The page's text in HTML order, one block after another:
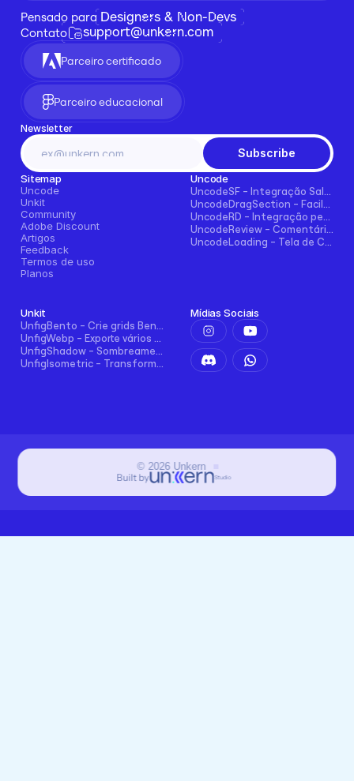
Pensado para Designers & Non-Devs
Contato support@unkern.com
Parceiro certificado
Parceiro educacional
Newsletter
Subscribe
Sitemap
Uncode
Unkit
Community
Adobe Discount
Artigos
Feedback
Termos de uso
Planos
Uncode
Unkit
Mídias Sociais
© 2026 Unkern
Built by
Studio